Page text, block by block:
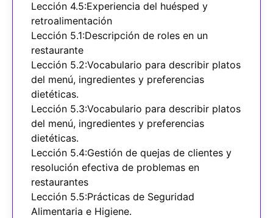
Lección 4.5:Experiencia del huésped y
retroalimentación
Lección 5.1:Descripción de roles en un
restaurante
Lección 5.2:Vocabulario para describir platos
del menú, ingredientes y preferencias
dietéticas.
Lección 5.3:Vocabulario para describir platos
del menú, ingredientes y preferencias
dietéticas.
Lección 5.4:Gestión de quejas de clientes y
resolución efectiva de problemas en
restaurantes
Lección 5.5:Prácticas de Seguridad
Alimentaria e Higiene.